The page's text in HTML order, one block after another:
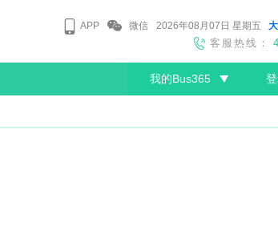
APP 微信 2026年08月07日 星期五
客服热线：
我的Bus365